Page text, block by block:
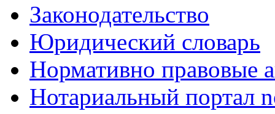
Законодательство
Юридический словарь
Нормативно правовые
Нотариальный портал